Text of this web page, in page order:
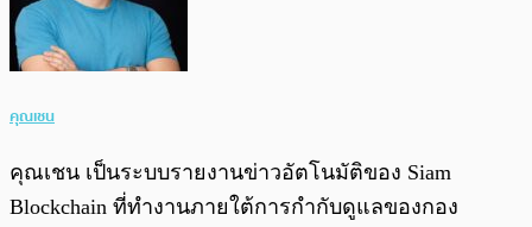
คุณเชน
คุณเชน เป็นระบบรายงานข่าวอัตโนมัติของ Siam
Blockchain ที่ทำงานภายใต้การกำกับดูแลของกอง